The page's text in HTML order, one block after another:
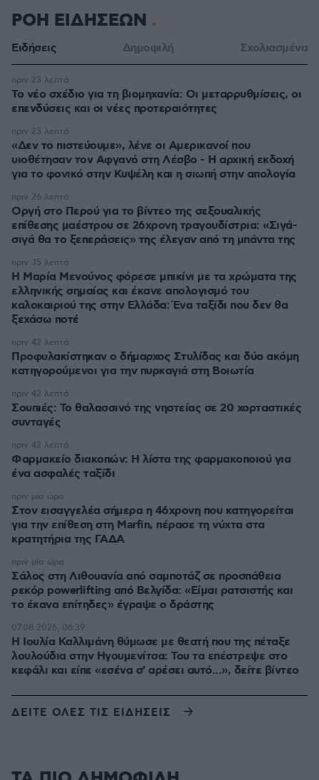
ΡΟΗ ΕΙΔΗΣΕΩΝ
Ειδήσεις Δημοφιλή Σχολιασμένα
Το νέο σχέδιο για τη βιομηχανία: Οι μεταρρυθμίσεις, οι
επενδύσεις και οι νέες προτεραιότητες
πριν 23 λεπτά
«Δεν το πιστεύουμε», λένε οι Αμερικανοί που
υιοθέτησαν τον Αφγανό στη Λέσβο - Η αρχική εκδοχή
για το φονικό στην Κυψέλη και η σιωπή στην απολογία
πριν 23 λεπτά
Οργή στο Περού για το βίντεο της σεξουαλικής
επίθεσης μαέστρου σε 26χρονη τραγουδίστρια: «Σιγά-
σιγά θα το ξεπεράσεις» της έλεγαν από τη μπάντα της
πριν 26 λεπτά
Η Μαρία Μενούνος φόρεσε μπικίνι με τα χρώματα της
ελληνικής σημαίας και έκανε απολογισμό του
καλοκαιριού της στην Ελλάδα: Ένα ταξίδι που δεν θα
ξεχάσω ποτέ
πριν 35 λεπτά
Προφυλακίστηκαν ο δήμαρχος Στυλίδας και δύο ακόμη
κατηγορούμενοι για την πυρκαγιά στη Βοιωτία
πριν 42 λεπτά
Σουπιές: Το θαλασσινό της νηστείας σε 20 χορταστικές
συνταγές
πριν 42 λεπτά
Φαρμακείο διακοπών: Η λίστα της φαρμακοποιού για
ένα ασφαλές ταξίδι
πριν 42 λεπτά
Στον εισαγγελέα σήμερα η 46χρονη που κατηγορείται
για την επίθεση στη Marfin, πέρασε τη νύχτα στα
κρατητήρια της ΓΑΔΑ
πριν μία ώρα
Σάλος στη Λιθουανία από σαμποτάζ σε προσπάθεια
ρεκόρ powerlifting από Βελγίδα: «Είμαι ρατσιστής και
το έκανα επίτηδες» έγραψε ο δράστης
πριν μία ώρα
Η Ιουλία Καλλιμάνη θύμωσε με θεατή που της πέταξε
λουλούδια στην Ηγουμενίτσα: Του τα επέστρεψε στο
κεφάλι και είπε «εσένα σ' αρέσει αυτό...», δείτε βίντεο
07.08.2026, 06:39
ΔΕΙΤΕ ΟΛΕΣ ΤΙΣ ΕΙΔΗΣΕΙΣ